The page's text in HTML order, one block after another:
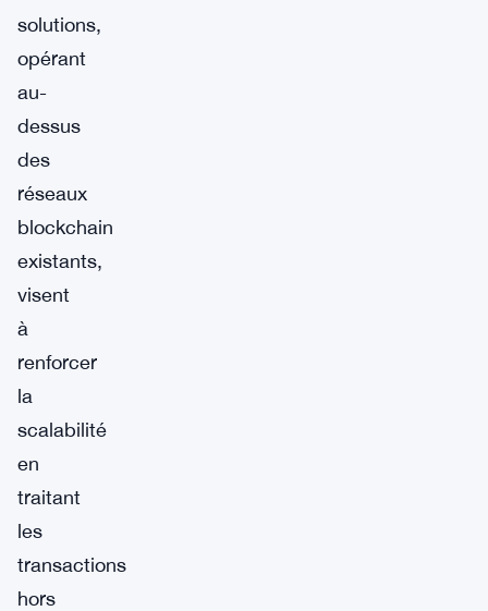
solutions,
opérant
au-
dessus
des
réseaux
blockchain
existants,
visent
à
renforcer
la
scalabilité
en
traitant
les
transactions
hors